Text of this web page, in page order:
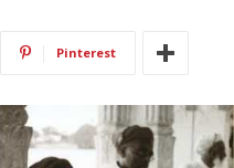
Pinterest